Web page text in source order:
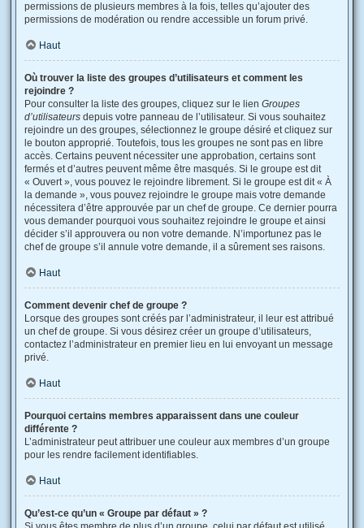
permissions de plusieurs membres à la fois, telles qu’ajouter des
permissions de modération ou rendre accessible un forum privé.
Haut
Où trouver la liste des groupes d’utilisateurs et comment les
rejoindre ?
Pour consulter la liste des groupes, cliquez sur le lien Groupes
d’utilisateurs depuis votre panneau de l’utilisateur. Si vous souhaitez
rejoindre un des groupes, sélectionnez le groupe désiré et cliquez sur
le bouton approprié. Toutefois, tous les groupes ne sont pas en libre
accès. Certains peuvent nécessiter une approbation, certains sont
fermés et d’autres peuvent même être masqués. Si le groupe est dit
« Ouvert », vous pouvez le rejoindre librement. Si le groupe est dit « À
la demande », vous pouvez rejoindre le groupe mais votre demande
nécessitera d’être approuvée par un chef de groupe. Ce dernier pourra
vous demander pourquoi vous souhaitez rejoindre le groupe et ainsi
décider s’il approuvera ou non votre demande. N’importunez pas le
chef de groupe s’il annule votre demande, il a sûrement ses raisons.
Haut
Comment devenir chef de groupe ?
Lorsque des groupes sont créés par l’administrateur, il leur est attribué
un chef de groupe. Si vous désirez créer un groupe d’utilisateurs,
contactez l’administrateur en premier lieu en lui envoyant un message
privé.
Haut
Pourquoi certains membres apparaissent dans une couleur
différente ?
L’administrateur peut attribuer une couleur aux membres d’un groupe
pour les rendre facilement identifiables.
Haut
Qu’est-ce qu’un « Groupe par défaut » ?